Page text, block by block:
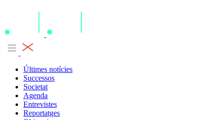
Últimes notícies
Successos
Societat
Agenda
Entrevistes
Reportatges